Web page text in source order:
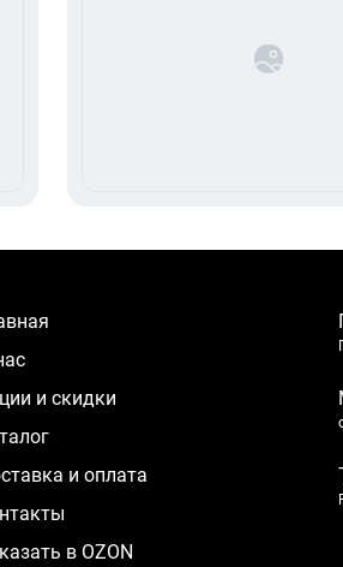
нас
и скидки
и оплата
в OZON